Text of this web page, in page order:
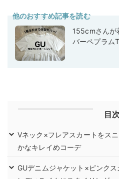
他のおすすめ記事を読む
155cmさんが
バーペプラム
目次
Vネック×フレアスカートをス
かなキレイめコーデ
GUデニムジャケット×ピンク